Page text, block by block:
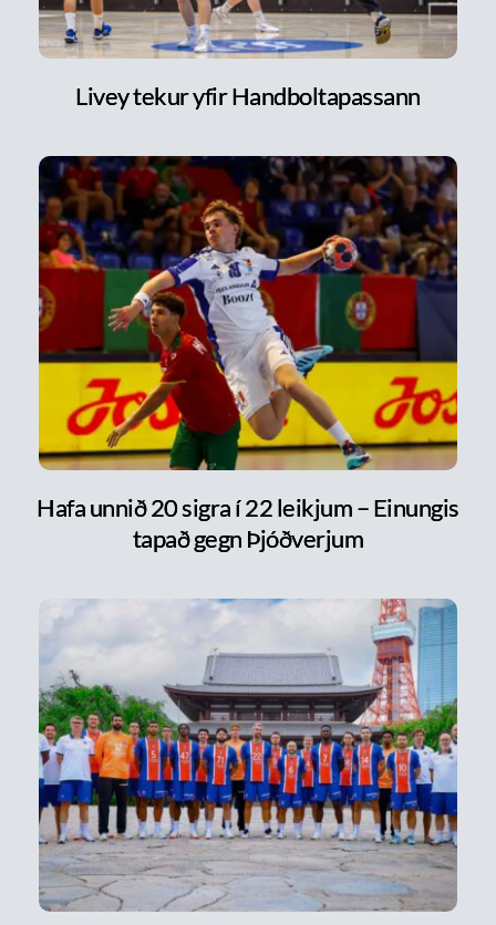
Livey tekur yfir Handboltapassann
Hafa unnið 20 sigra í 22 leikjum – Einungis
tapað gegn Þjóðverjum